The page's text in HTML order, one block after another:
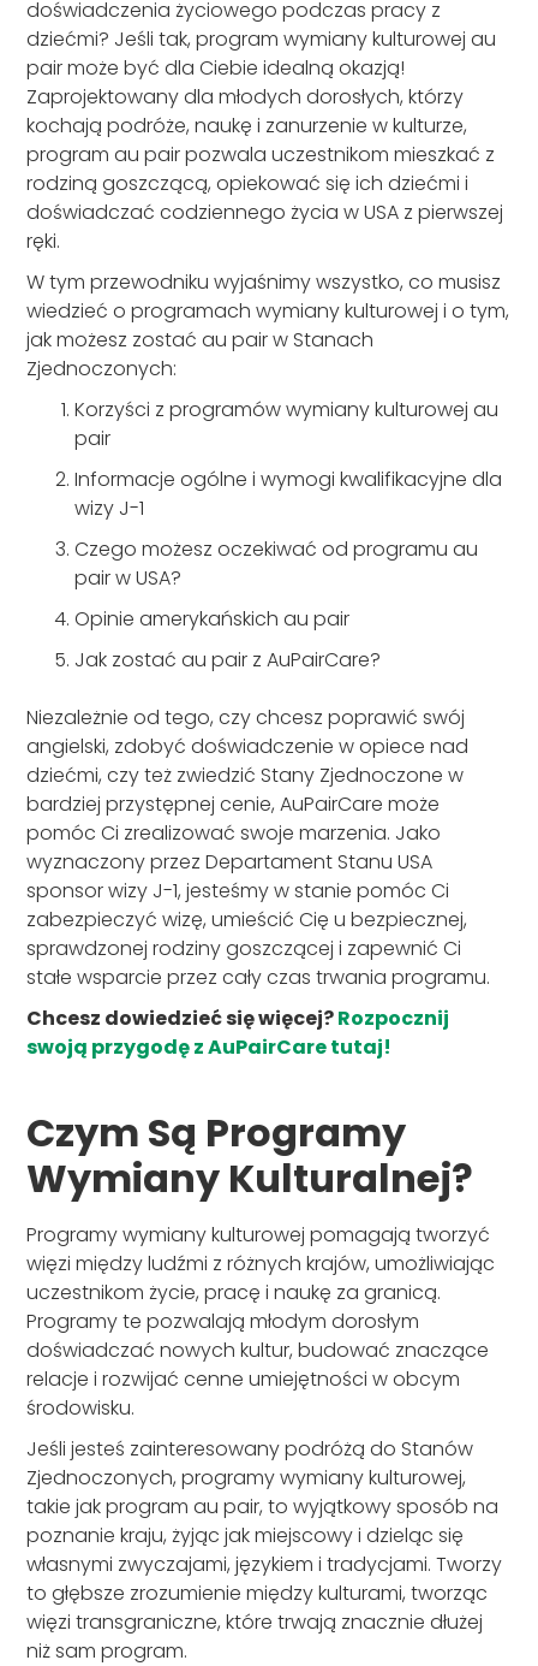
doświadczenia życiowego podczas pracy z
dziećmi? Jeśli tak, program wymiany kulturowej au
pair może być dla Ciebie idealną okazją!
Zaprojektowany dla młodych dorosłych, którzy
kochają podróże, naukę i zanurzenie w kulturze,
program au pair pozwala uczestnikom mieszkać z
rodziną goszczącą, opiekować się ich dziećmi i
doświadczać codziennego życia w USA z pierwszej
ręki.
W tym przewodniku wyjaśnimy wszystko, co musisz
wiedzieć o programach wymiany kulturowej i o tym,
jak możesz zostać au pair w Stanach
Zjednoczonych:
Korzyści z programów wymiany kulturowej au
pair
Informacje ogólne i wymogi kwalifikacyjne dla
wizy J-1
Czego możesz oczekiwać od programu au
pair w USA?
Opinie amerykańskich au pair
Jak zostać au pair z AuPairCare?
Niezależnie od tego, czy chcesz poprawić swój
angielski, zdobyć doświadczenie w opiece nad
dziećmi, czy też zwiedzić Stany Zjednoczone w
bardziej przystępnej cenie, AuPairCare może
pomóc Ci zrealizować swoje marzenia. Jako
wyznaczony przez Departament Stanu USA
sponsor wizy J-1, jesteśmy w stanie pomóc Ci
zabezpieczyć wizę, umieścić Cię u bezpiecznej,
sprawdzonej rodziny goszczącej i zapewnić Ci
stałe wsparcie przez cały czas trwania programu.
Chcesz dowiedzieć się więcej?Rozpocznij
swoją przygodę z AuPairCare tutaj!
Czym Są Programy
Wymiany Kulturalnej?
Programy wymiany kulturowej pomagają tworzyć
więzi między ludźmi z różnych krajów, umożliwiając
uczestnikom życie, pracę i naukę za granicą.
Programy te pozwalają młodym dorosłym
doświadczać nowych kultur, budować znaczące
relacje i rozwijać cenne umiejętności w obcym
środowisku.
Jeśli jesteś zainteresowany podróżą do Stanów
Zjednoczonych, programy wymiany kulturowej,
takie jak program au pair, to wyjątkowy sposób na
poznanie kraju, żyjąc jak miejscowy i dzieląc się
własnymi zwyczajami, językiem i tradycjami. Tworzy
to głębsze zrozumienie między kulturami, tworząc
więzi transgraniczne, które trwają znacznie dłużej
niż sam program.